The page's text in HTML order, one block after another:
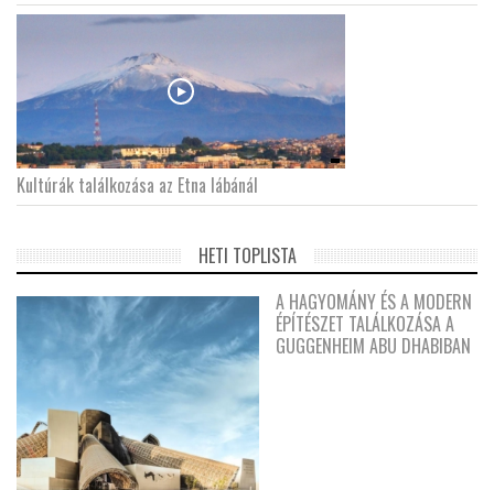
Kultúrák találkozása az Etna lábánál
HETI TOPLISTA
A HAGYOMÁNY ÉS A MODERN
ÉPÍTÉSZET TALÁLKOZÁSA A
GUGGENHEIM ABU DHABIBAN